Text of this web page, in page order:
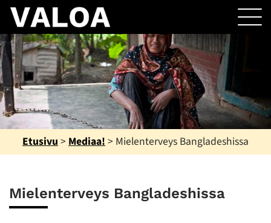
Etusivu > Mediaa! > Mielenterveys Bangladeshissa
Mielenterveys Bangladeshissa